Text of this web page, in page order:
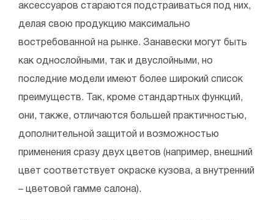
аксессуаров стараются подстраиваться под них,
делая свою продукцию максимально
востребованной на рынке. Занавески могут быть
как однослойными, так и двуслойными, но
последние модели имеют более широкий список
преимуществ. Так, кроме стандартных функций,
они, также, отличаются большей практичностью,
дополнительной защитой и возможностью
применения сразу двух цветов (например, внешний
цвет соответствует окраске кузова, а внутренний
– цветовой гамме салона).